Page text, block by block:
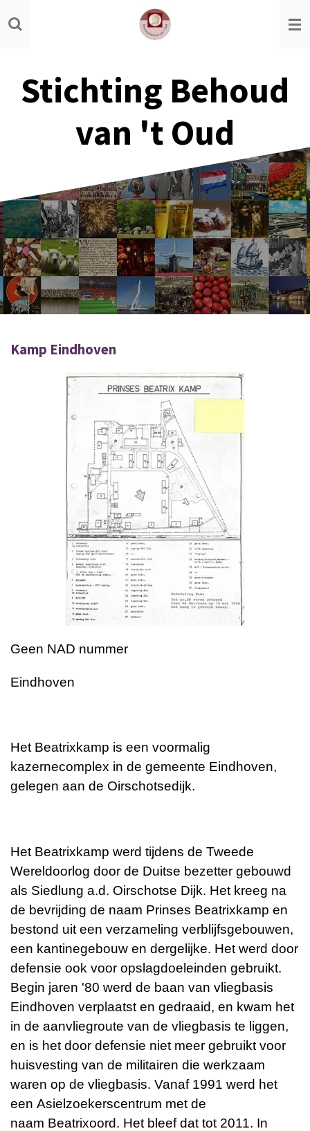
Ga
direct
hoofdinhoud
Stichting Behoud
van 't Oud
Kamp Eindhoven
Geen NAD nummer
Eindhoven
Het Beatrixkamp is een voormalig
kazernecomplex in de gemeente Eindhoven,
gelegen aan de Oirschotsedijk.
Het Beatrixkamp werd tijdens de Tweede
Wereldoorlog door de Duitse bezetter gebouwd
als Siedlung a.d. Oirschotse Dijk. Het kreeg na
de bevrijding de naam Prinses Beatrixkamp en
bestond uit een verzameling verblijfsgebouwen,
een kantinegebouw en dergelijke. Het werd door
defensie ook voor opslagdoeleinden gebruikt.
Begin jaren '80 werd de baan van vliegbasis
Eindhoven verplaatst en gedraaid, en kwam het
in de aanvliegroute van de vliegbasis te liggen,
en is het door defensie niet meer gebruikt voor
huisvesting van de militairen die werkzaam
waren op de vliegbasis. Vanaf 1991 werd het
een Asielzoekerscentrum met de
naam Beatrixoord. Het bleef dat tot 2011. In